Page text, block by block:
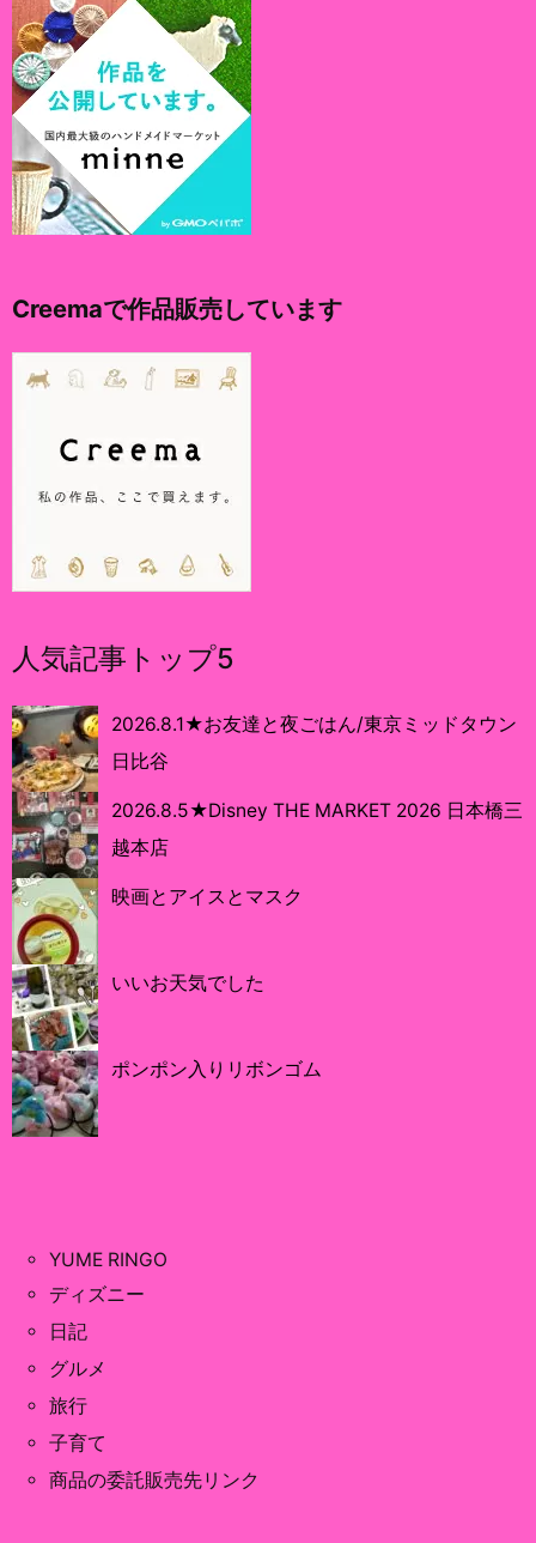
Creemaで作品販売しています
人気記事トップ5
2026.8.1★お友達と夜ごはん/東京ミッドタウン
日比谷
2026.8.5★Disney THE MARKET 2026 日本橋三
越本店
映画とアイスとマスク
いいお天気でした
ポンポン入りリボンゴム
YUME RINGO
ディズニー
日記
グルメ
旅行
子育て
商品の委託販売先リンク